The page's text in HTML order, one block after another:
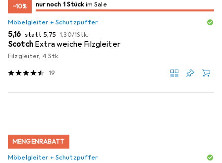
−10% noch 1 Stückim Sale
nur noch 1 Stück im Sale
Möbelgleiter + Schutzpuffer
EUR
5,16 statt EUR
5,75 EUR
1,30/1Stk.
Scotch Extra weiche Filzgleiter
Filzgleiter, 4 Stk.
19
MENGENRABATT
Möbelgleiter + Schutzpuffer